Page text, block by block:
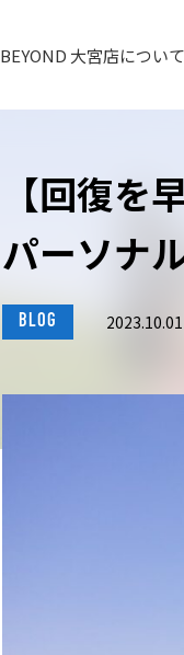
BEYOND 大宮店について
【回復
パーソナ
BLOG 2023.10.01